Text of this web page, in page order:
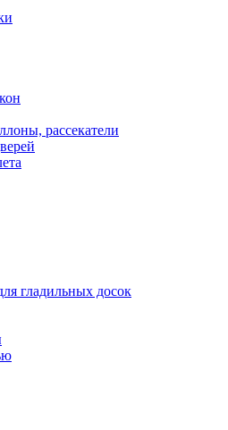
рассекатели
гладильных досок